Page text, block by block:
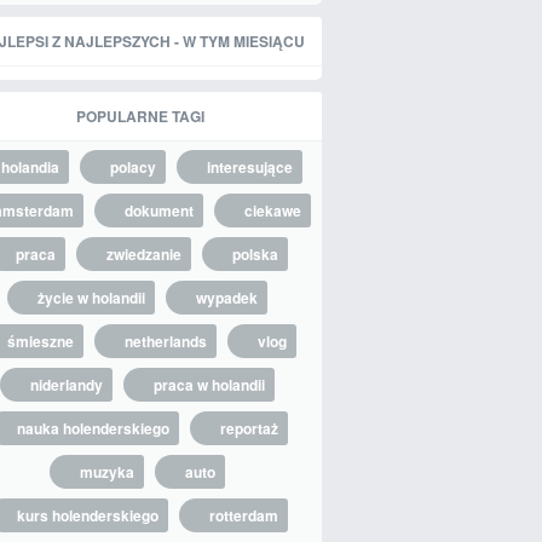
Z NAJLEPSZYCH - W TYM MIESIĄCU
POPULARNE TAGI
holandia polacy
interesujące
dokument
ciekawe
praca
zwiedzanie
polska
życie w holandii
wypadek
śmieszne
netherlands
vlog
niderlandy
praca w holandii
nauka holenderskiego
reportaż
muzyka
auto
kurs holenderskiego
rotterdam